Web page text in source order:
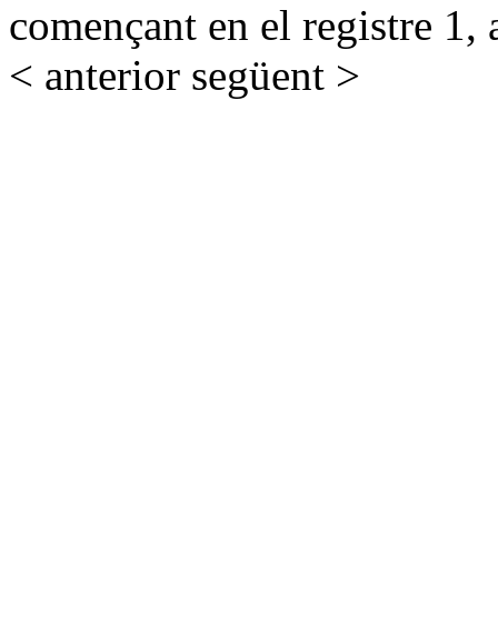
començant en el registre 1,
< anterior següent >